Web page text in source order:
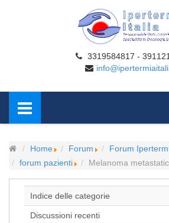
3319584817 -
Home Forum
Forum
forum pazienti
Melanoma
Indice delle categorie
Discussioni recenti